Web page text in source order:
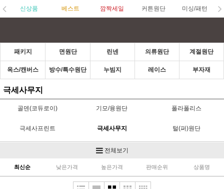
신상품 베스트 깜짝세일 커튼원단 미싱/패턴
패키지 면원단 린넨 의류원단 계절원단
옥스/캔버스 방수/특수원단 누빔지 레이스 부자재
극세사무지
골덴(코듀로이) 기모/융원단 폴라폴리스
극세사프린트 극세사무지 털(퍼)원단
벨보아/벨로아
전체보기
최신순 낮은가격 높은가격 판매순위 상품명